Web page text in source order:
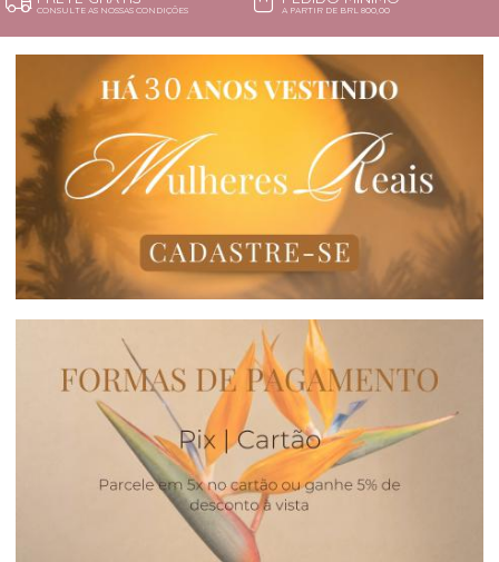
CONSULTE AS NOSSAS CONDIÇÕES A PARTIR DE BRL 800,00